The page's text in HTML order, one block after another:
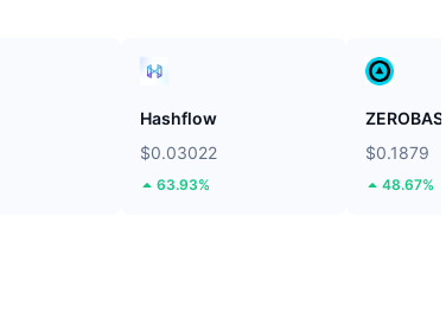
Hashflow
$0.03022
63.93%
ZEROBASE
$0.1879
48.67%